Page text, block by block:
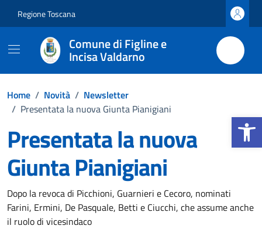
Apri la
Regione Toscana
Comune di Figline e
Incisa Valdarno
Home / Novità / Newsletter
/ Presentata la nuova Giunta Pianigiani
Presentata la nuova
Giunta Pianigiani
Dettagli della notizia
Dopo la revoca di Picchioni, Guarnieri e Cecoro, nominati
Farini, Ermini, De Pasquale, Betti e Ciucchi, che assume anche
il ruolo di vicesindaco